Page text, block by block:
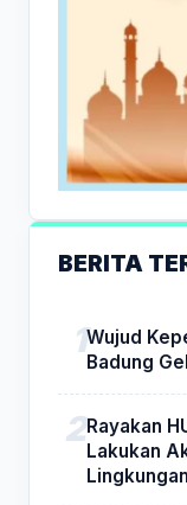
BERITA
Wujud
Badung
Rayakan
Lakukan
Lingkungan